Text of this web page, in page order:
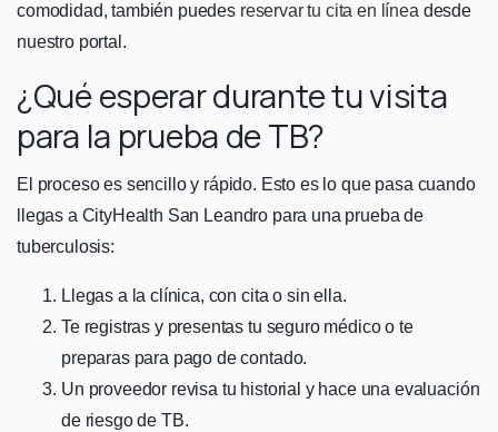
comodidad, también puedes reservar tu cita en línea desde
nuestro portal.
¿Qué esperar durante tu visita
para la prueba de TB?
El proceso es sencillo y rápido. Esto es lo que pasa cuando
llegas a CityHealth San Leandro para una prueba de
tuberculosis:
Llegas a la clínica, con cita o sin ella.
Te registras y presentas tu seguro médico o te
preparas para pago de contado.
Un proveedor revisa tu historial y hace una evaluación
de riesgo de TB.